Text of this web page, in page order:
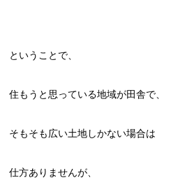
ということで、
住もうと思っている地域が田舎で、
そもそも広い土地しかない場合は
仕方ありませんが、